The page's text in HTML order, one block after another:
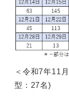
＜令和7年11
型：27名)